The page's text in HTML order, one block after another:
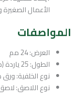
الأعمال
المواصفات
العرض: 24 مم
الطول: 25 ياردة (حوالي 22.86 متر)
نوع الخلفية:
نوع اللاصق: